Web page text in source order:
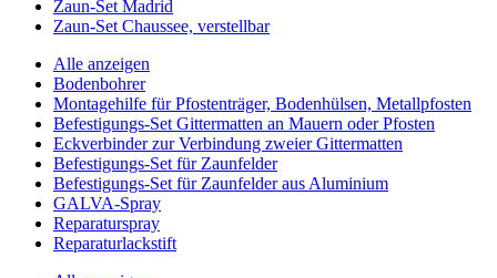
Zaun-Set Madrid
Zaun-Set Chaussee, verstellbar
Alle anzeigen
Bodenbohrer
Montagehilfe für Pfostenträger, Bodenhülsen, Metallpfosten
Befestigungs-Set Gittermatten an Mauern oder Pfosten
Eckverbinder zur Verbindung zweier Gittermatten
Befestigungs-Set für Zaunfelder
Befestigungs-Set für Zaunfelder aus Aluminium
GALVA-Spray
Reparaturspray
Reparaturlackstift